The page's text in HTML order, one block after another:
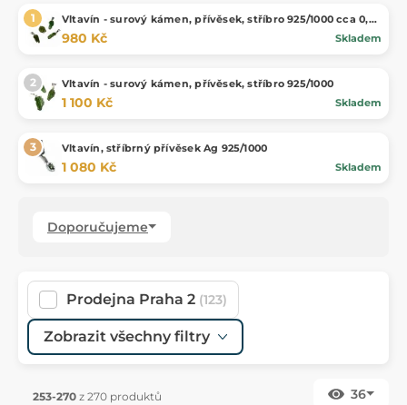
Vltavín - surový kámen, přívěsek, stříbro 925/1000 cca 0,5-
1 g
980 Kč Skladem
Vltavín - surový kámen, přívěsek, stříbro 925/1000
1 100 Kč Skladem
Vltavín, stříbrný přívěsek Ag 925/1000
1 080 Kč Skladem
Doporučujeme
Prodejna Praha 2 (123)
Zobrazit všechny filtry
253-270 z 270 produktů 36